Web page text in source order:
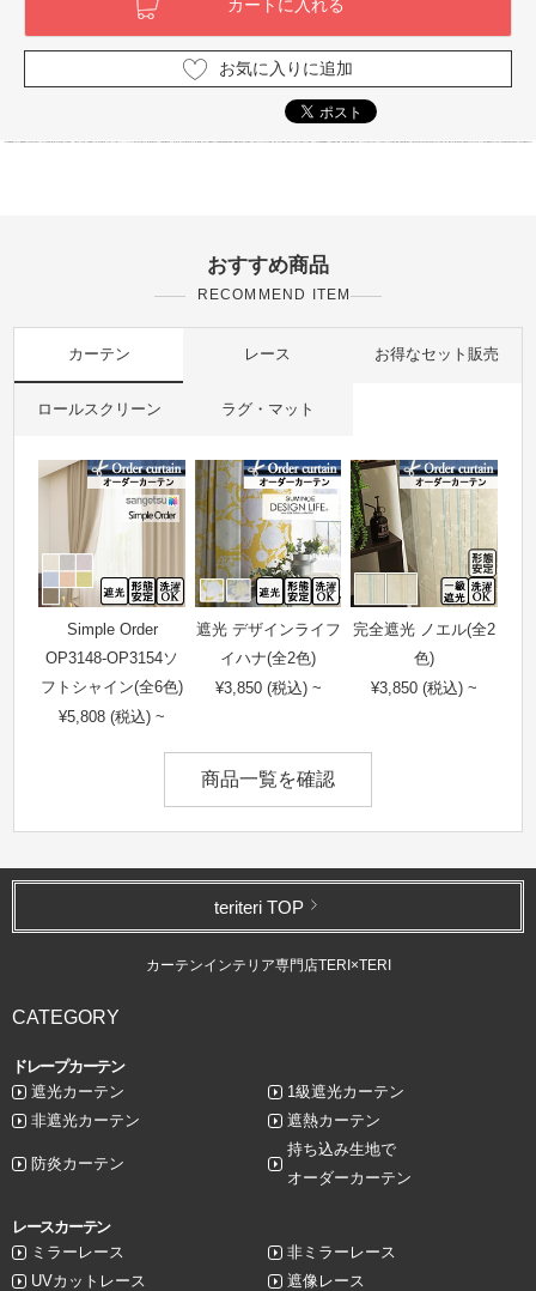
お気に入りに追加
おすすめ商品
RECOMMEND ITEM
カーテン レース お得なセット販売
ロールスクリーン ラグ・マット
Simple Order
OP3148-OP3154ソ
フトシャイン(全6色)
¥5,808 (税込) ~
遮光 デザインライフ
イハナ(全2色)
¥3,850 (税込) ~
完全遮光 ノエル(全2
色)
¥3,850 (税込) ~
商品一覧を確認
teriteri TOP
カーテンインテリア専門店TERI×TERI
CATEGORY
ドレープカーテン
遮光カーテン
1級遮光カーテン
非遮光カーテン
遮熱カーテン
防炎カーテン
持ち込み生地で
オーダーカーテン
レースカーテン
ミラーレース
非ミラーレース
UVカットレース
遮像レース